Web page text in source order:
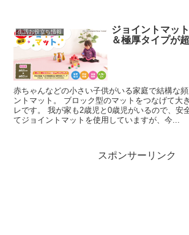
生活お役立ち情報
ジョイントマッ
＆極厚タイプが
赤ちゃんなどの小さい子供がいる家庭で結構な
ントマット。 ブロック型のマットをつなげて大
レです。 我が家も2歳児と0歳児がいるので、安
てジョイントマットを使用していますが、今...
スポンサーリンク